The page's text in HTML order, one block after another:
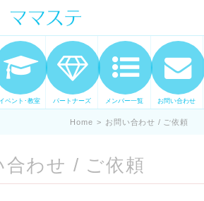
信します。 手づくり
ママステ スキル・セ
たいママが集まって
ます。
イベント･教室 パートナーズ メンバー一覧 お問い合わせ
Home > お問い合わせ / ご依頼
合わせ / ご依頼